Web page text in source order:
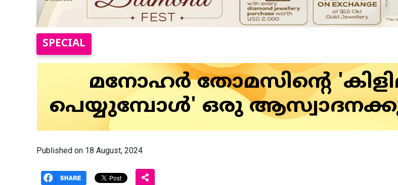
SPECIAL
മനോഹര്‍ തോമസിന്റെ
പെയ്യുമ്പോള്‍' ഒരു
Published on 18 August, 2024